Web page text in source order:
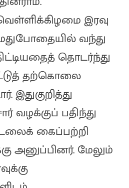
இரவு
வந்து
தொடர்ந்து
தற்கொலை
வழக்குப் பதிந்து
கைப்பற்றி
அனுப்பினர். மேலும்